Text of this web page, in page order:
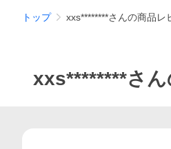
トップ xxs********さんの商品レ
xxs********さ